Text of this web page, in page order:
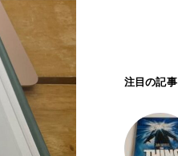
注目の記事